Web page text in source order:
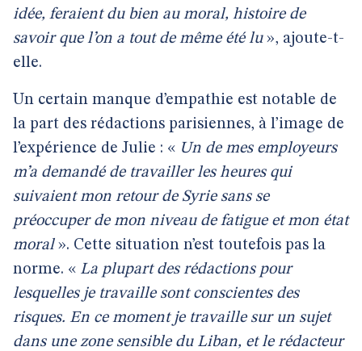
idée, feraient du bien au moral, histoire de
savoir que l’on a tout de même été lu», ajoute-t-
elle.
Un certain manque d’empathie est notable de
la part des rédactions parisiennes, à l’image de
l’expérience de Julie : « Un de mes employeurs
m’a demandé de travailler les heures qui
suivaient mon retour de Syrie sans se
préoccuper de mon niveau de fatigue et mon état
moral». Cette situation n’est toutefois pas la
norme. « La plupart des rédactions pour
lesquelles je travaille sont conscientes des
risques. En ce moment je travaille sur un sujet
dans une zone sensible du Liban, et le rédacteur